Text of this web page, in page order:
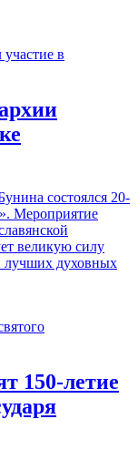
состоялся 20-
Мероприятие
великую силу
лучших духовных
150-летие